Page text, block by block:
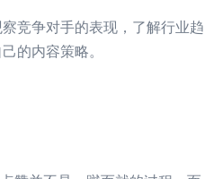
竞争对手的表现，了解行业趋
的内容策略。